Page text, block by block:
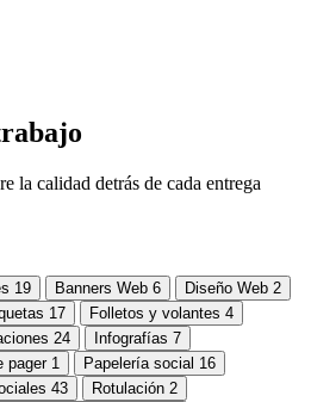
la calidad detrás de cada entrega
19 Banners Web 6 Diseño Web 2
17 Folletos y volantes 4
24 Infografías 7
pager 1 Papelería social 16
43 Rotulación 2